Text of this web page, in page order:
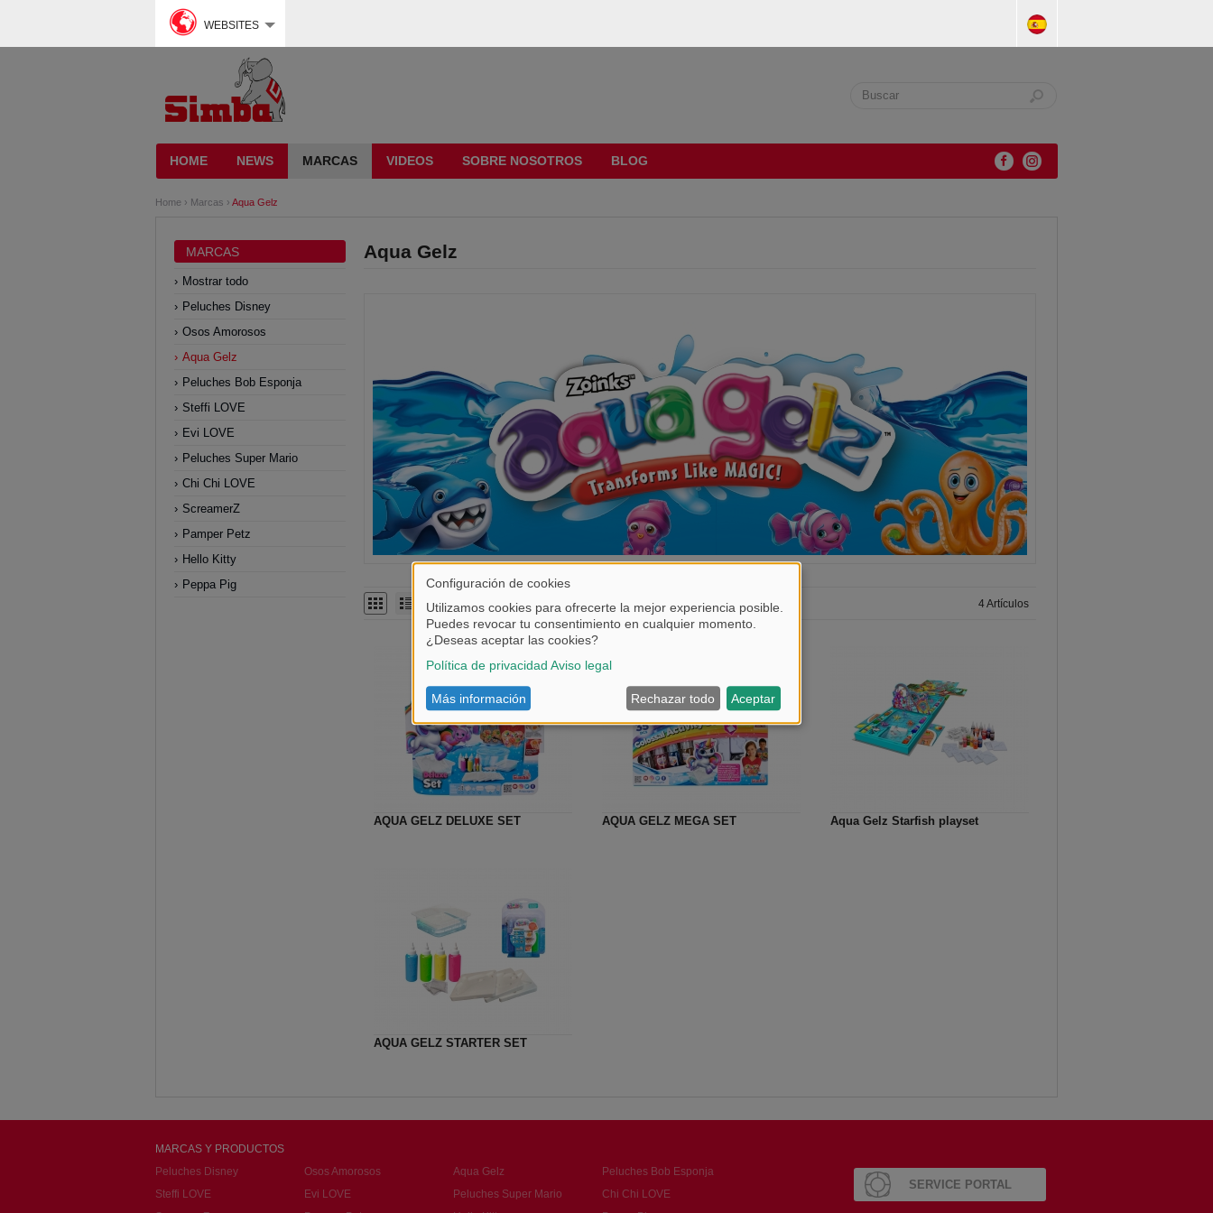
WEBSITES
HOME NEWS MARCAS VIDEOS SOBRE NOSOTROS BLOG
Home › Marcas › Aqua Gelz
MARCAS
Mostrar todo
Peluches Disney
Osos Amorosos
Aqua Gelz
Peluches Bob Esponja
Steffi LOVE
Evi LOVE
Peluches Super Mario
Chi Chi LOVE
ScreamerZ
Pamper Petz
Hello Kitty
Peppa Pig
Aqua Gelz
4 Artículos
AQUA GELZ DELUXE SET AQUA GELZ MEGA SET Aqua Gelz Starfish playset
AQUA GELZ STARTER SET
MARCAS Y PRODUCTOS
Peluches Disney
Osos Amorosos Aqua Gelz
Peluches Bob Esponja
Steffi LOVE
Evi LOVE Peluches Super Mario
Chi Chi LOVE
SERVICE PORTAL